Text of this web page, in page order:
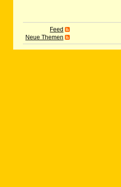
Feed
Neue Themen